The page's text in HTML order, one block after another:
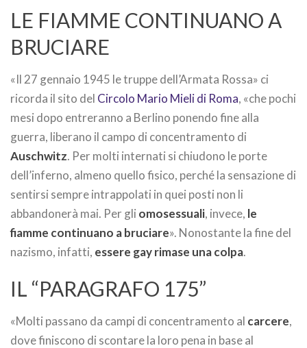
LE FIAMME CONTINUANO A
BRUCIARE
«Il 27 gennaio 1945 le truppe dell’Armata Rossa» ci
ricorda il sito del Circolo Mario Mieli di Roma, «che pochi
mesi dopo entreranno a Berlino ponendo fine alla
guerra, liberano il campo di concentramento di
Auschwitz. Per molti internati si chiudono le porte
dell’inferno, almeno quello fisico, perché la sensazione di
sentirsi sempre intrappolati in quei posti non li
abbandonerà mai. Per gli omosessuali, invece, le
fiamme continuano a bruciare». Nonostante la fine del
nazismo, infatti, essere gay rimase una colpa.
IL “PARAGRAFO 175”
«Molti passano da campi di concentramento al carcere,
dove finiscono di scontare la loro pena in base al